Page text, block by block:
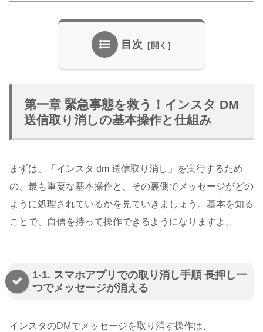
目次
第一章 緊急事態を救う！インスタ DM
送信取り消しの基本操作と仕組み
まずは、「インスタ dm 送信取り消し」を実行するため
の、最も重要な基本操作と、その裏側でメッセージがどの
ように処理されているかを見ていきましょう。基本を知る
ことで、自信を持って操作できるようになりますよ。
1-1. スマホアプリでの取り消し手順 長押し一
つでメッセージが消える
インスタのDMでメッセージを取り消す操作は、